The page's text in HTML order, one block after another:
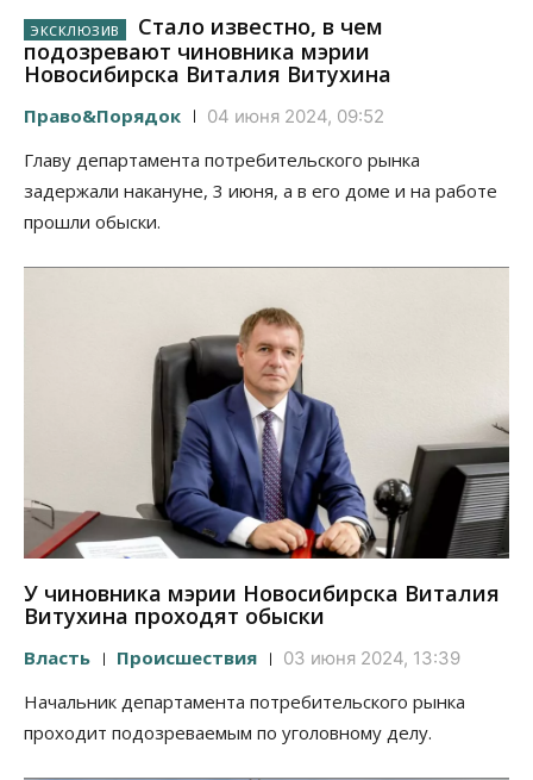
Стало известно, в чем
подозревают чиновника мэрии
Новосибирска Виталия Витухина
Право&Порядок 04 июня 2024, 09:52
Главу департамента потребительского рынка
задержали накануне, 3 июня, а в его доме и на работе
прошли обыски.
У чиновника мэрии Новосибирска Виталия
Витухина проходят обыски
Власть Происшествия 03 июня 2024, 13:39
Начальник департамента потребительского рынка
проходит подозреваемым по уголовному делу.